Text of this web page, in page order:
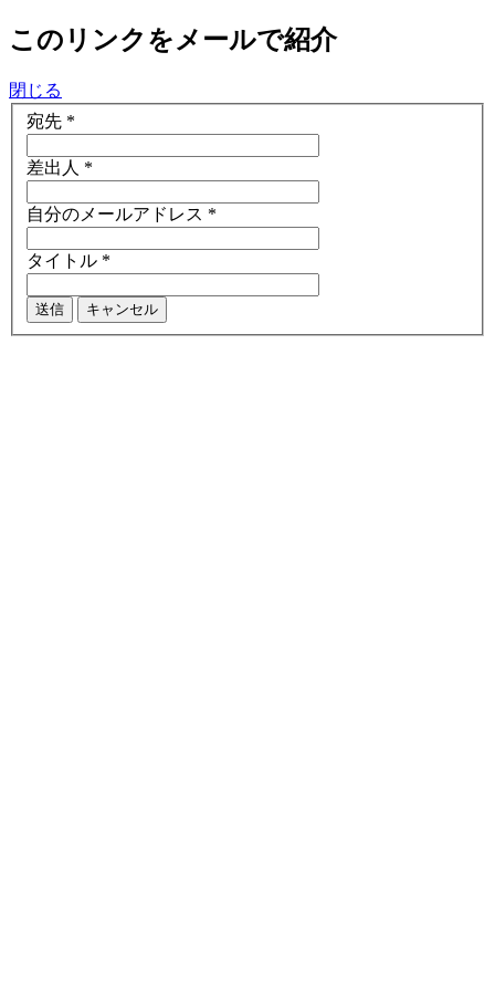
このリンクをメールで紹介
閉じる
宛先 *
差出人 *
自分のメールアドレス *
タイトル *
送信 キャンセル